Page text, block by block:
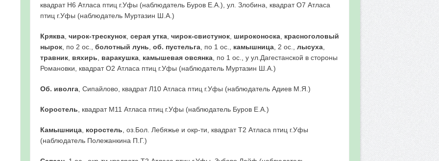
квадрат Н6 Атласа птиц г.Уфы (наблюдатель Буров Е.А.), ул. Злобина, квадрат О7 Атласа
птиц г.Уфы (наблюдатель Муртазин Ш.А.)
Кряква чирок-трескунок серая утка чирок-свистунок широконоска красноголовый
нырок , по 2 ос., болотный лунь об. пустельга , по 1 ос., камышница , 2 ос., лысуха
травник вяхирь варакушка камышевая овсянка , по 1 ос., у ул.Дагестанской в стороны
Романовки, квадрат О2 Атласа птиц г.Уфы (наблюдатель Муртазин Ш.А.)
Об. иволга , Сипайлово, квадрат Л10 Атласа птиц г.Уфы (наблюдатель Адиев М.Я.)
Коростель , квадрат М11 Атласа птиц г.Уфы (наблюдатель Буров Е.А.)
Камышница коростель , оз.Бол. Лебяжье и окр-ти, квадрат Т2 Атласа птиц г.Уфы
(наблюдатель Полежанкина П.Г.)